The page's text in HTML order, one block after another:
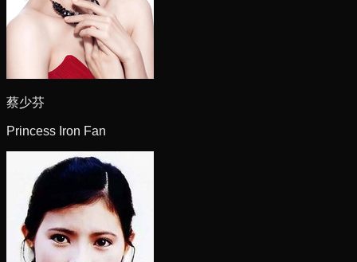
蔡少芬
Princess Iron Fan